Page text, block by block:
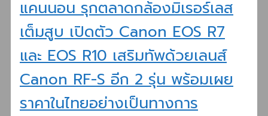
แคนนอน รุกตลาดกล้องมิเรอร์เลส
เต็มสูบ เปิดตัว Canon EOS R7
และ EOS R10 เสริมทัพด้วยเลนส์
Canon RF-S อีก 2 รุ่น พร้อมเผย
ราคาในไทยอย่างเป็นทางการ